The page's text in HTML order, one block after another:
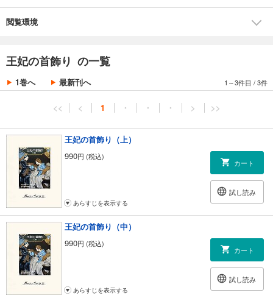
閲覧環境
王妃の首飾り の一覧
1巻へ 最新刊へ 1～3件目 /3件
<< < 1 ・ ・ ・ > >>
王妃の首飾り（上）
990円 (税込)
カート
試し読み
あらすじを表示する
王妃の首飾り（中）
990円 (税込)
カート
試し読み
あらすじを表示する